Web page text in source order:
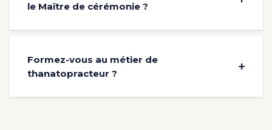
le Maître de cérémonie ?
Formez-vous au métier de
thanatopracteur ?